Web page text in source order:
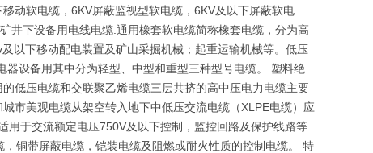
动软电缆，6KV屏蔽监视型软电缆，6KV及以下屏蔽软电
井下设备用电线电缆.通用橡套软电缆简称橡套电缆，分为高
以下移动配电装置及矿山采掘机械；起重运输机械等。低压
设备用其中分为轻型、中型和重型三种型号电缆。 塑料绝
低压电缆和交联聚乙烯电缆三层共挤的高中压电力电缆主要
市美观电缆从架空转入地下中低压交流电缆（XLPE电缆）应
于交流额定电压750V及以下控制，监控回路及保护线路等
铜带屏蔽电缆，铠装电缆及阻燃或耐火性质的控制电缆。 特